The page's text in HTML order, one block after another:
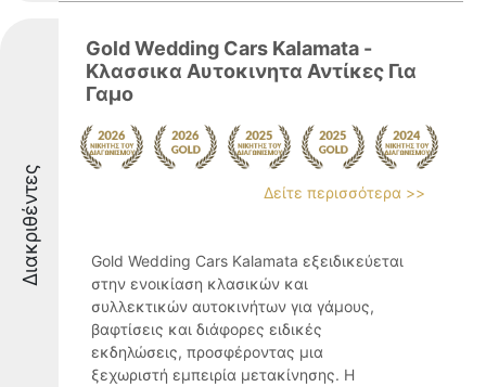
Διακριθέντες
Gold Wedding Cars Kalamata -
Κλασσικα Αυτοκινητα Αντίκες Για
Γαμο
Δείτε περισσότερα >>
Gold Wedding Cars Kalamata εξειδικεύεται
στην ενοικίαση κλασικών και
συλλεκτικών αυτοκινήτων για γάμους,
βαφτίσεις και διάφορες ειδικές
εκδηλώσεις, προσφέροντας μια
ξεχωριστή εμπειρία μετακίνησης. Η